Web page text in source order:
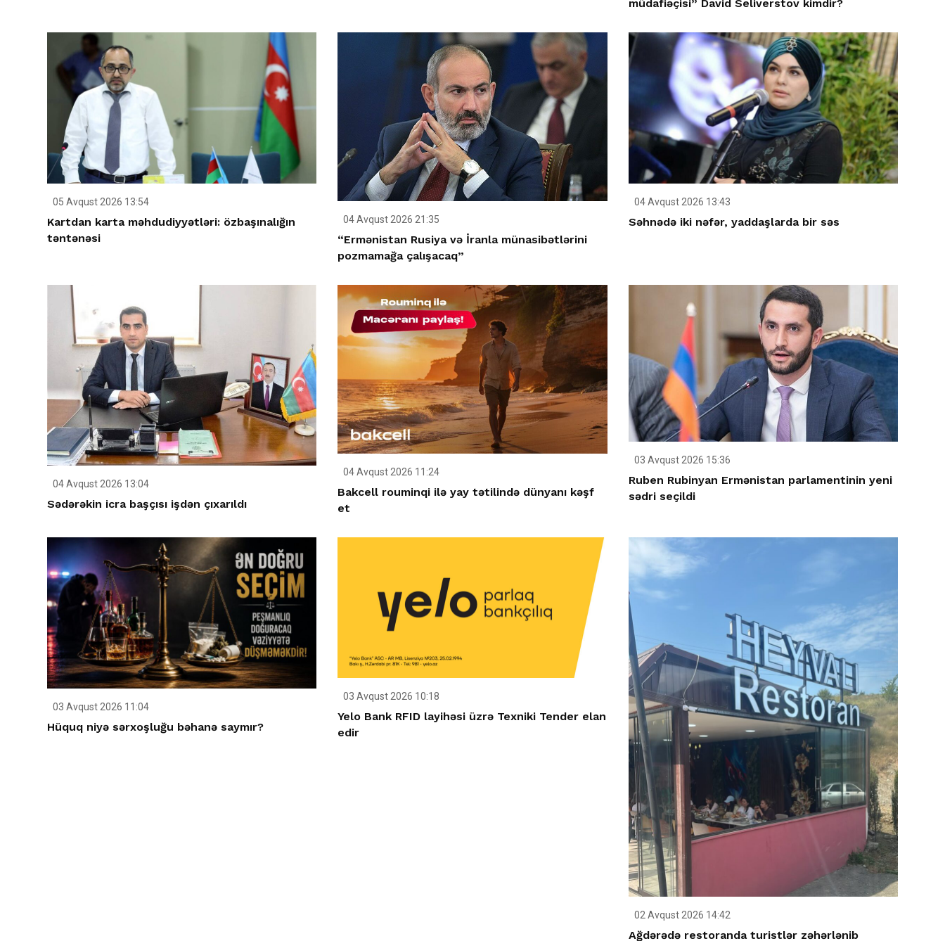
müdafiəçisi” David Seliverstov kimdir?
05 Avqust 2026 13:54
Kartdan karta məhdudiyyətləri: özbaşınalığın
təntənəsi
04 Avqust 2026 21:35
“Ermənistan Rusiya və İranla münasibətlərini
pozmamağa çalışacaq”
04 Avqust 2026 13:43
Səhnədə iki nəfər, yaddaşlarda bir səs
04 Avqust 2026 13:04
Sədərəkin icra başçısı işdən çıxarıldı
04 Avqust 2026 11:24
Bakcell rouminqi ilə yay tətilində dünyanı kəşf
et
03 Avqust 2026 15:36
Ruben Rubinyan Ermənistan parlamentinin yeni
sədri seçildi
03 Avqust 2026 11:04
Hüquq niyə sərxoşluğu bəhanə saymır?
03 Avqust 2026 10:18
Yelo Bank RFID layihəsi üzrə Texniki Tender elan
edir
02 Avqust 2026 14:42
Ağdərədə restoranda turistlər zəhərlənib